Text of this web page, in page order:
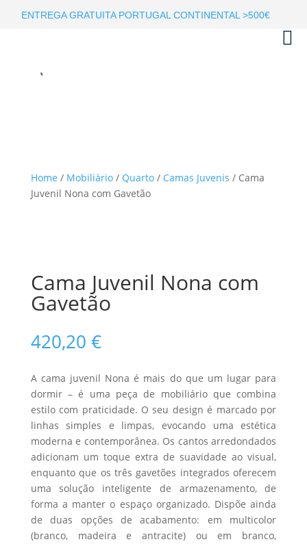
ENTREGA GRATUITA PORTUGAL CONTINENTAL >500€
Home / Mobiliário/ Quarto/ Camas Juvenis / Cama
Juvenil Nona com Gavetão
Cama Juvenil Nona com
Gavetão
420,20 €
A cama juvenil Nona é mais do que um lugar para
dormir – é uma peça de mobiliário que combina
estilo com praticidade. O seu design é marcado por
linhas simples e limpas, evocando uma estética
moderna e contemporânea. Os cantos arredondados
adicionam um toque extra de suavidade ao visual,
enquanto que os três gavetões integrados oferecem
uma solução inteligente de armazenamento, de
forma a manter o espaço organizado. Dispõe ainda
de duas opções de acabamento: em multicolor
(branco, madeira e antracite) ou em branco,